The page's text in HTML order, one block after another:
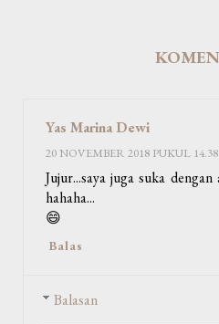
Yas Marina Dewi
20 NOVEMBER 2018 PUKUL 14.38
Jujur...saya juga suka
hahaha...
😄
Balas
Balasan